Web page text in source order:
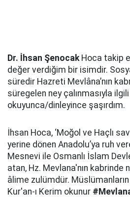
Dr. İhsan ŞenocakHoca takip
değer verdiğim bir isimdir.
süredir Hazreti Mevlâna’nın
süregelen ney çalınmasıyla
okuyunca/dinleyince şaşırdım.
İhsan Hoca, ‘Moğol ve Haçlı
yerine dönen Anadolu’ya ruh
Mesnevi ile Osmanlı İslam
atan, Hz. Mevlana'nın kabrinde
âlime zulümdür. Müslümanların
Kur'an-ı Kerim okunur